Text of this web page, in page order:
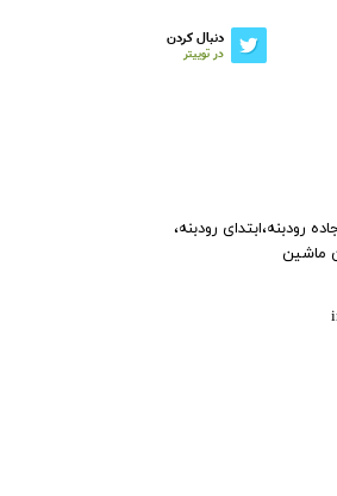
دنبال کردن
در توییتر
رودبنه،ابتدای رودبنه،
ماشین